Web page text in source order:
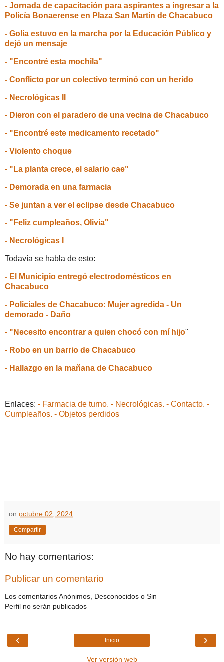
- Jornada de capacitación para aspirantes a ingresar a la
Policía Bonaerense en Plaza San Martín de Chacabuco
- Golía estuvo en la marcha por la Educación Público y
dejó un mensaje
- "Encontré esta mochila"
- Conflicto por un colectivo terminó con un herido
- Necrológicas II
- Dieron con el paradero de una vecina de Chacabuco
- "Encontré este medicamento recetado"
- Violento choque
- "La planta crece, el salario cae"
- Demorada en una farmacia
- Se juntan a ver el eclipse desde Chacabuco
- "Feliz cumpleaños, Olivia"
- Necrológicas I
Todavía se habla de esto:
- El Municipio entregó electrodomésticos en
Chacabuco
- Policiales de Chacabuco: Mujer agredida - Un
demorado - Daño
- "Necesito encontrar a quien chocó con mí hijo"
- Robo en un barrio de Chacabuco
- Hallazgo en la mañana de Chacabuco
Enlaces: - Farmacia de turno. - Necrológicas. - Contacto. -
Cumpleaños. - Objetos perdidos
on octubre 02, 2024
Compartir
No hay comentarios:
Publicar un comentario
Los comentarios Anónimos, Desconocidos o Sin
Perfil no serán publicados
‹ ›
Inicio
Ver versión web